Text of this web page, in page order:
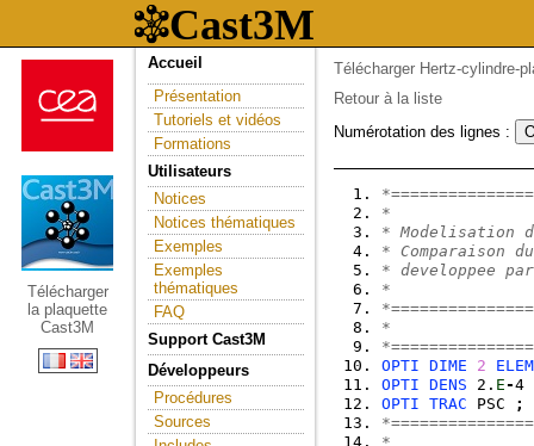
Télécharger
la plaquette
Cast3M
Accueil
Présentation
Tutoriels et vidéos
Formations
Utilisateurs
Notices
Notices thématiques
Exemples
Exemples
thématiques
FAQ
Support Cast3M
Développeurs
Procédures
Sources
Télécharger Hertz-cylindre-
Retour à la liste
Numérotation des lignes :
*
* Modelisation
* Comparaison
* developpee
*
*
OPTI DIME 2
ELEM
OPTI DENS 2. E-4
OPTI TRAC PSC
;
*